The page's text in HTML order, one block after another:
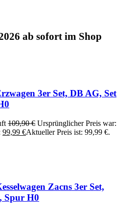
ab sofort im Shop
3er Set, DB AG, Set
109,90€ Ursprünglicher Preis war:
99,99 €Aktueller Preis ist: 99,99 €.
Zacns 3er Set,
Spur H0